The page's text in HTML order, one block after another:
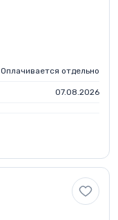
Оплачивается отдельно
07.08.2026